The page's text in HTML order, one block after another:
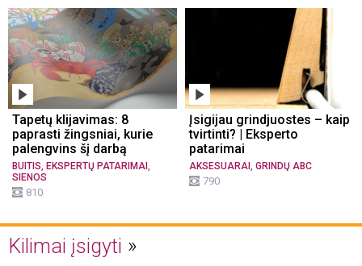
Tapetų klijavimas: 8
paprasti žingsniai, kurie
palengvins šį darbą
BUITIS, EKSPERTŲ PATARIMAI ,
SIENOS
810
Įsigijau grindjuostes – kaip
tvirtinti? | Eksperto
patarimai
AKSESUARAI , GRINDŲ ABC
790
Kilimai įsigyti